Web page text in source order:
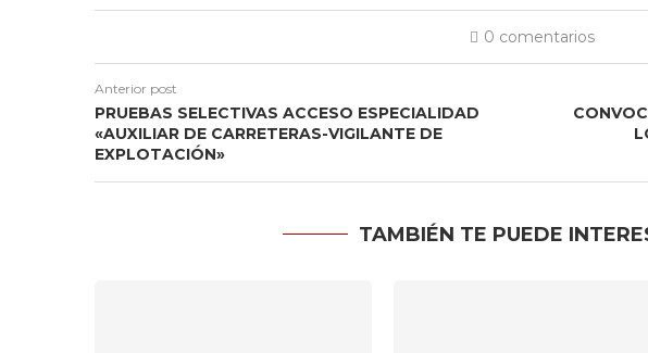
0 comentarios
Anterior post
PRUEBAS SELECTIVAS ACCESO ESPECIALIDAD
«AUXILIAR DE CARRETERAS-VIGILANTE DE
EXPLOTACIÓN»
TAMBIÉN TE PUEDE